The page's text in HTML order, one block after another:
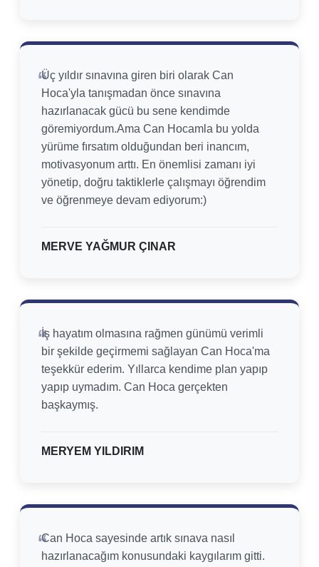
Üç yıldır sınavına giren biri olarak Can
Hoca'yla tanışmadan önce sınavına
hazırlanacak gücü bu sene kendimde
göremiyordum.Ama Can Hocamla bu yolda
yürüme fırsatım olduğundan beri inancım,
motivasyonum arttı. En önemlisi zamanı iyi
yönetip, doğru taktiklerle çalışmayı öğrendim
ve öğrenmeye devam ediyorum:)
MERVE YAĞMUR ÇINAR
İş hayatım olmasına rağmen günümü verimli
bir şekilde geçirmemi sağlayan Can Hoca'ma
teşekkür ederim. Yıllarca kendime plan yapıp
yapıp uymadım. Can Hoca gerçekten
başkaymış.
MERYEM YILDIRIM
Can Hoca sayesinde artık sınava nasıl
hazırlanacağım konusundaki kaygılarım gitti.